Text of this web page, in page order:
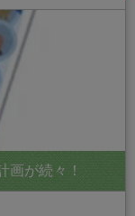
画が続々！